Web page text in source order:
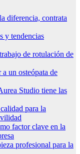
y tendencias